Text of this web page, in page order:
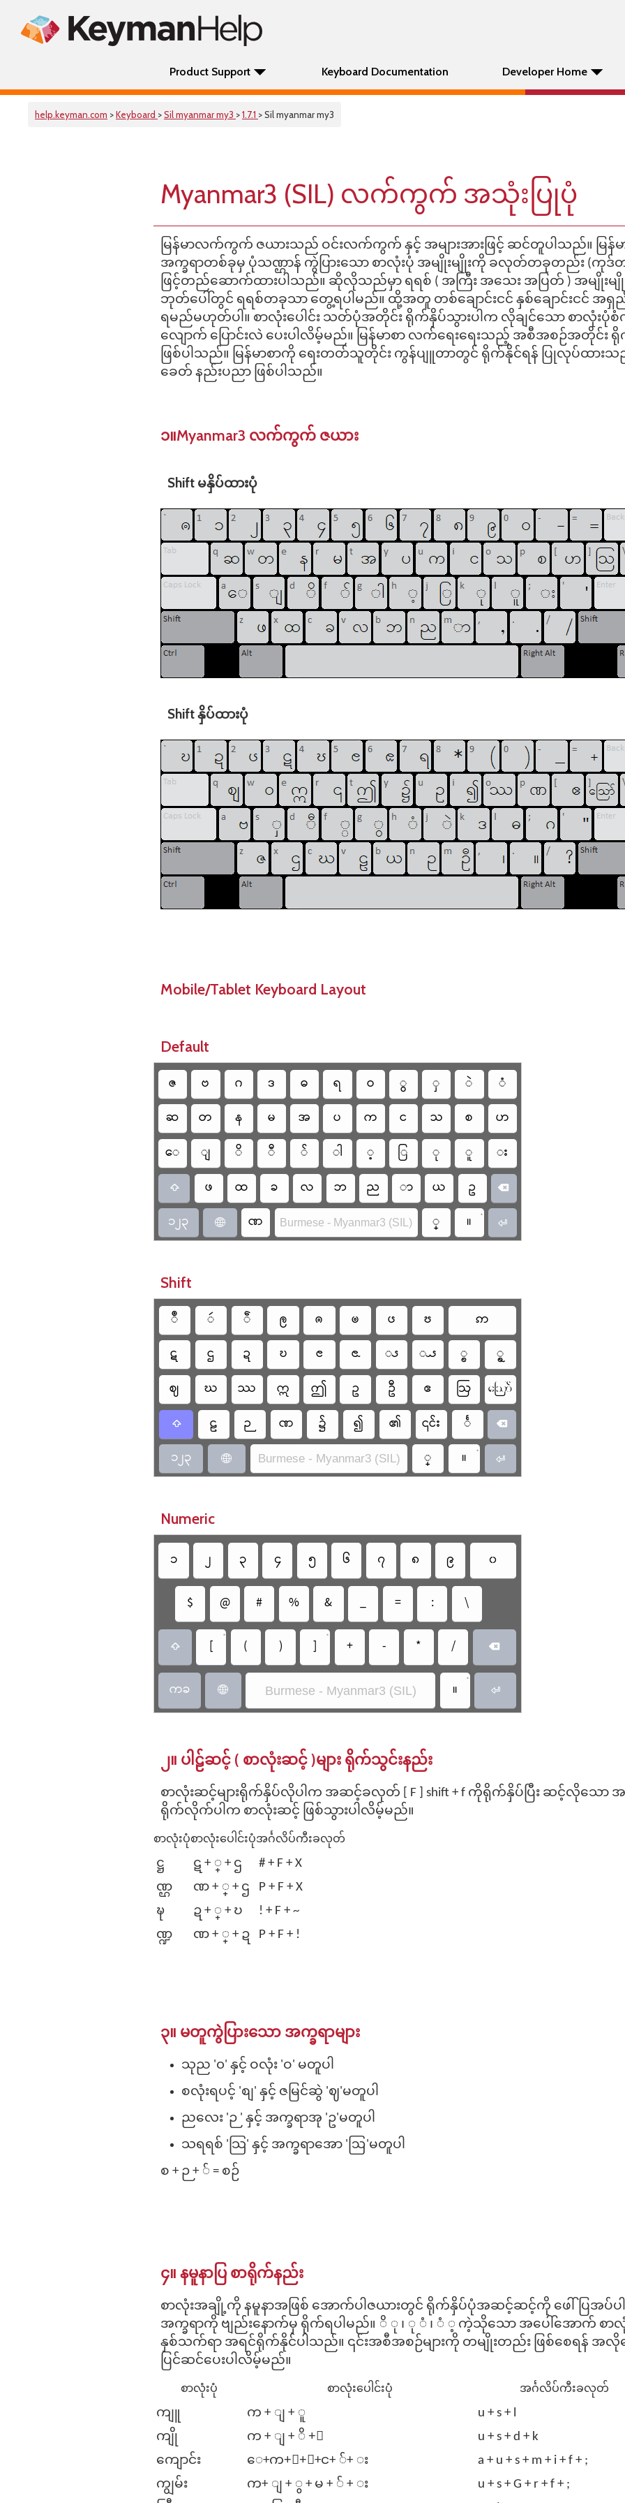
Product Support Keyboard Documentation Developer Home
help.keyman.com >Keyboard >Sil myanmar my3 >1.7.1 > Sil myanmar my3
Myanmar3 (SIL) လက်ကွက် အသုံးပြုပုံ
မြန်မာလက်ကွက် ဇယားသည် ဝင်းလက်ကွက် နှင့် အများအားဖြင့် ဆင်တူပါသည်။ မြ
အက္ခရာတစ်ခုမှ ပုံသဏ္ဌာန် ကွဲပြားသော စာလုံးပုံ အမျိုးမျိုးကို ခလုတ်တခုတည်း (ကုဒ်
ဖြင့်တည်ဆောက်ထားပါသည်။ ဆိုလိုသည်မှာ ရရစ် ( အကြီး အသေး အပြတ် ) အမျိုးမျိုး
ဘုတ်ပေါ်တွင် ရရစ်တခုသာ တွေ့ရပါမည်။ ထို့အတူ တစ်ချောင်းငင် နှစ်ချောင်းငင်
ရမည်မဟုတ်ပါ။ စာလုံးပေါင်း သတ်ပုံအတိုင်း ရိုက်နှိပ်သွားပါက လိုချင်သော စာလုံး
လျောက် ပြောင်းလဲ ပေးပါလိမ့်မည်။ မြန်မာစာ လက်ရေးရေးသည့် အစီအစဉ်အတိုင်း
ဖြစ်ပါသည်။ မြန်မာစာကို ရေးတတ်သူတိုင်း ကွန်ပျူတာတွင် ရိုက်နိုင်ရန် ပြုလုပ်ထားသ
ခေတ် နည်းပညာ ဖြစ်ပါသည်။
၁။Myanmar3 လက်ကွက် ဇယား
Shift မနှိပ်ထားပုံ
Shift နှိပ်ထားပုံ
Mobile/Tablet Keyboard Layout
Default
ဇ ဗ ဂ ဒ ဓ ရ ဝ ွ ှ ဲ
ံ
ဆ
တ န မ အ ပ က င သ စ
ဟ
ေ
ျ ိ ီ ် ါ ့ ြ ု ူ း
 ဖ ထ ခ လ ဘ ည ာ ယ ဥ 
၁၂၃  ဏ Burmese - Myanmar3 (SIL) ္ ။ •

Shift
ဳ ဴ ဵ ဨ ၐ ၑ ၒ ၓ
ဢ
ဋ
ဌ ဍ ဎ ၔ ၕ ၖ ၗ ၘ
ၙ
ဈ
ဃ ဿ ဣ ဤ ဥ ဦ ဧ ဩ ဪ
 ဠ ဉ ဏ ၌ ၍ ၏ ၎င်း င်္ 
၁၂၃  Burmese - Myanmar3 (SIL) ္ ။ •

Numeric
၁ ၂ ၃ ၄ ၅ ၆ ၇ ၈ ၉
၀
$
@ # % & _ = : \
 [
•
( ) ]
•
+ - * / 
ကခ  Burmese - Myanmar3 (SIL) ။
•

၂။ ပါဠ်ဆင့် ( စာလုံးဆင့် )များ ရိုက်သွင်းနည်း
စာလုံးဆင့်များရိုက်နှိပ်လိုပါက အဆင့်ခလုတ် [ F ] shift + f ကိုရိုက်နှိပ်ပြီး ဆင့်လိုသော
ရိုက်လိုက်ပါက စာလုံးဆင့် ဖြစ်သွားပါလိမ့်မည်။
စာလုံးပုံစာလုံးပေါင်းပုံအင်္ဂလိပ်ကီးခလုတ်
ဋ္ဌ
ဋ + ္‌ + ဌ
# + F‌ + X
ဏ္ဌ
ဏ + ္‌ + ဌ
P + F‌ + X
ဍ္ဎ
ဍ + ္‌ + ဎ
! + F‌ + ~
ဏ္ဍ
ဏ + ္‌ + ဍ P + F‌ + !
၃။ မတူကွဲပြားသော အက္ခရာများ
သုည '၀' နှင့် ဝလုံး 'ဝ' မတူပါ
စလုံးရပင့် 'စျ' နှင့် ဇမြင်ဆွဲ 'ဈ'မတူပါ
ညလေး 'ဉ ' နှင့် အက္ခရာအု 'ဥ'မတူပါ
သရရစ် 'သြ' နှင့် အက္ခရာအော 'ဩ'မတူပါ
စ + ဉ + ် = စဉ်
၄။ နမူနာပြ စာရိုက်နည်း
စာလုံးအချို့ကို နမူနာအဖြစ် အောက်ပါဇယားတွင် ရိုက်နှိပ်ပုံအဆင့်ဆင့်ကို ဖေါ်ပြအပ်ပ
အက္ခရာကို ဗျည်းနောက်မှ ရိုက်ရပါမည်။ ိ ု ၊ ု ံ ၊ ံ ့ ကဲ့သိုသော အပေါ်အောက် စာလုံး
နှစ်သက်ရာ အရင်ရိုက်နိုင်ပါသည်။ ၎င်းအစီအစဉ်များကို တမျိုးတည်း ဖြစ်စေရန် အလို
ပြင်ဆင်ပေးပါလိမ့်မည်။
စာလုံးပုံ စာလုံးပေါင်းပုံ
အင်္ဂလိပ်ကီးခလုတ်
ကျူ
က + ျ + ူ
u + s + l
ကျို
က + ျ + ိ +ု
u + s + d + k
ကျောင်း
ေ+က+ျ+ာ+င+ ်+ း
a + u + s + m + i + f + ;
ကျွမ်း
က+ ျ + ွ + မ + ် + း
u + s + G + r + f + ;